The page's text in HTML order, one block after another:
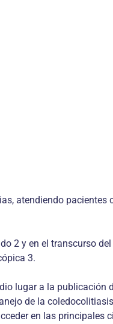
atendiendo pacientes
2 y en el transcurso
3.
lugar a la publicación
de la
en las principales